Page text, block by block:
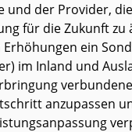
der Provider,
für die Zukunft
ein
im Inland und
anzupassen